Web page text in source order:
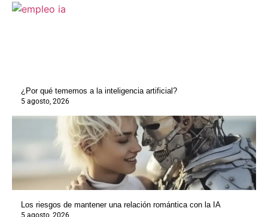
¿Por qué tememos a la inteligencia artificial?
5 agosto, 2026
Los riesgos de mantener una relación romántica con la IA
5 agosto, 2026